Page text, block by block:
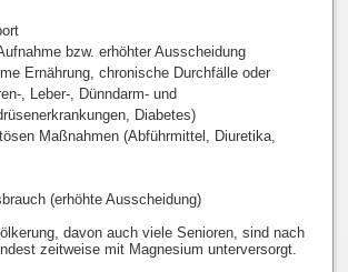
bzw. erhöhter Ausscheidung
Ernährung, chronische Durchfälle oder
, Leber-, Dünndarm- und
Diabetes)
Maßnahmen (Abführmittel, Diuretika,
(erhöhte Ausscheidung)
davon auch viele Senioren, sind nach
zeitweise mit Magnesium unterversorgt.